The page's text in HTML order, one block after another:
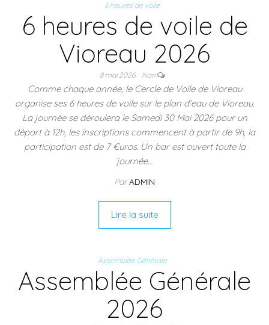
6 heures de voile
6 heures de voile de
Vioreau 2026
8 mai 2026 Non
Comme chaque année, le Cercle de Voile de Vioreau
organise ses 6 heures de voile sur le plan d’eau de Vioreau.
La journée se déroulera le Samedi 30 Mai 2026 pour un
départ à 12h, les inscriptions commencent à partir de 9h, la
participation est de 7 €uros. Un bar est ouvert toute la
journée…
ParADMIN
Lire la suite
Assemblée Générale
Assemblée Générale
2026